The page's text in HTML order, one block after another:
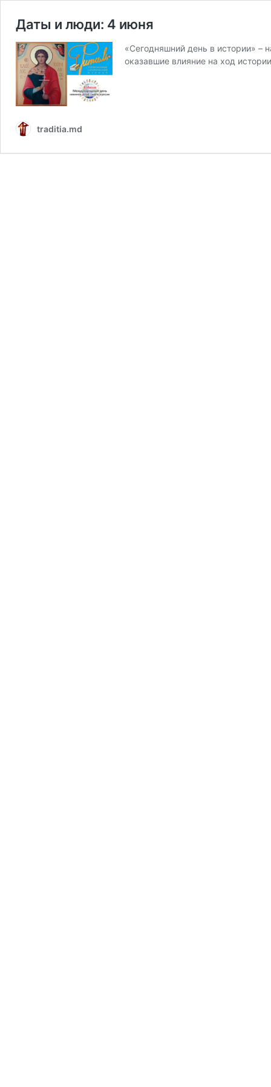
Даты и люди: 4 июня
«Сегодняшний день в истории»
оказавшие влияние на ход
traditia.md